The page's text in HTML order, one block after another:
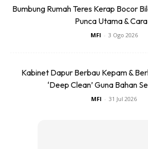
Bumbung Rumah Teres Kerap Bocor
Punca Utama &
MFI - 3 Ogo 2026
Kabinet Dapur Berbau Kepam &
‘Deep Clean’ Guna Bahan
MFI - 31 Jul 2026